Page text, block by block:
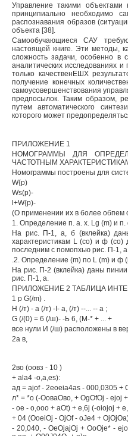
Управление такими объектами
принципиально необходимо
распознавания образов
объекта [38].
Самообучающиеся САУ
настоящей книге. Эти методы,
сложность задачи, особенно в
аналитических исследованиях
только качественЕШХ
получение конечных
самоусовершенствования
предпосылок. Таким образом,
путем автоматического
которого может
ПРИЛОЖЕНИЕ 1
НОМОГРАММЫ ДЛЯ
ЧАСТОТНЫМ
Номограммы построены для
W{p)
Ws(p)-
l+W{p)-
(О применении их в более обпем
1. Определение п. а. х. Lg (m) и
На рис. П-1, а, б (вклейка)
характеристикам L (со) и ф
последним с помопхью рис. П-1,
.2. Определение (m) по L (m) и ф
На рис. П-2 (вклейка) даны
рис. П-1, а.
ПРИЛОЖЕНИЕ 2 ТАБЛИЦА
1 р G(/m) .
Н (/т) - а (/т) -I- а, (/т) --... -- а ;
G (/(0) = 6 (/ш)- -Ь 6, (М-* + ... +
все нули И (/ш) расположены в
2а в,
2во (оовз - 10 )
+ ala4 -o,a,es):
ад = ajof - 2eoeia4as - 000,0305 +
л* = *o (-ОоваОво, + OgOfOj - ejoj
- oe - o,ooo + aOt) + e,6j (-oiojoj +
+ 04 (OoeiOj - OjOf - oJe4 +
- 20,040, - OeOjajOj + OoOje* -